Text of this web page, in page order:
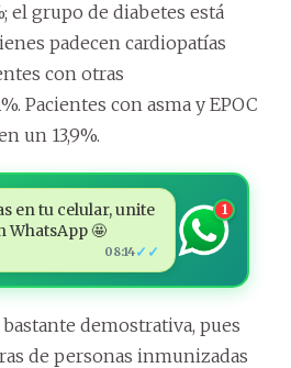
el grupo de diabetes está
padecen cardiopatías
con otras
Pacientes con asma y EPOC
un 13,9%.
en tu celular, unite
WhatsApp 🤩
08:14✓✓
1
demostrativa, pues
de personas inmunizadas